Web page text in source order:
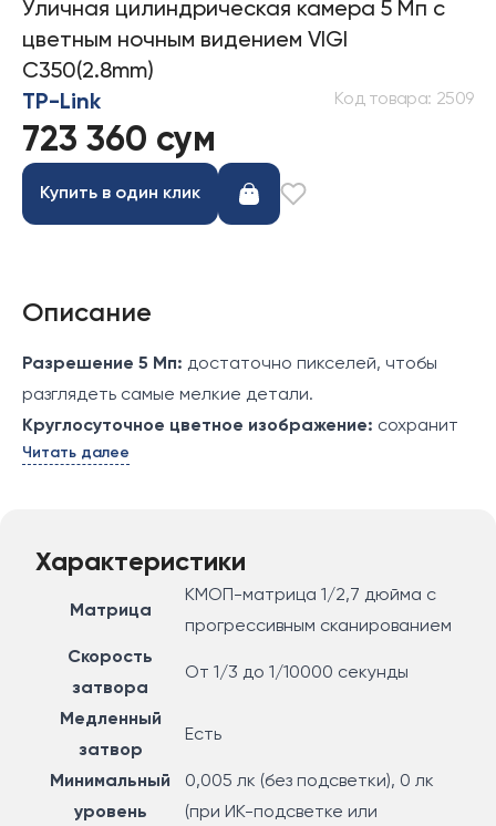
Уличная цилиндрическая камера 5 Мп с
цветным ночным видением VIGI
C350(2.8mm)
TP-Link
Код товара: 2509
723 360 сум
Купить в один клик
Описание
Разрешение 5 Мп: достаточно пикселей, чтобы
разглядеть самые мелкие детали.
Круглосуточное цветное изображение: сохранит
цвета даже в кромешной тьме благодаря объективу
Классификация людей и транспортных
средств:
различает людей и транспорт,
что позволяет получать более конкретизированные
Интеллектуальное обнаружение:камера уведомит
попытках препятствовать работе камеры,
Читать далее
Характеристики
Матрица
КМОП-матрица 1/2,7 дюйма с
прогрессивным сканированием
Скорость
затвора
От 1/3 до 1/10000 секунды
Медленный
затвор
Есть
Минимальный
уровень
0,005 лк (без подсветки), 0 лк
(при ИК-подсветке или